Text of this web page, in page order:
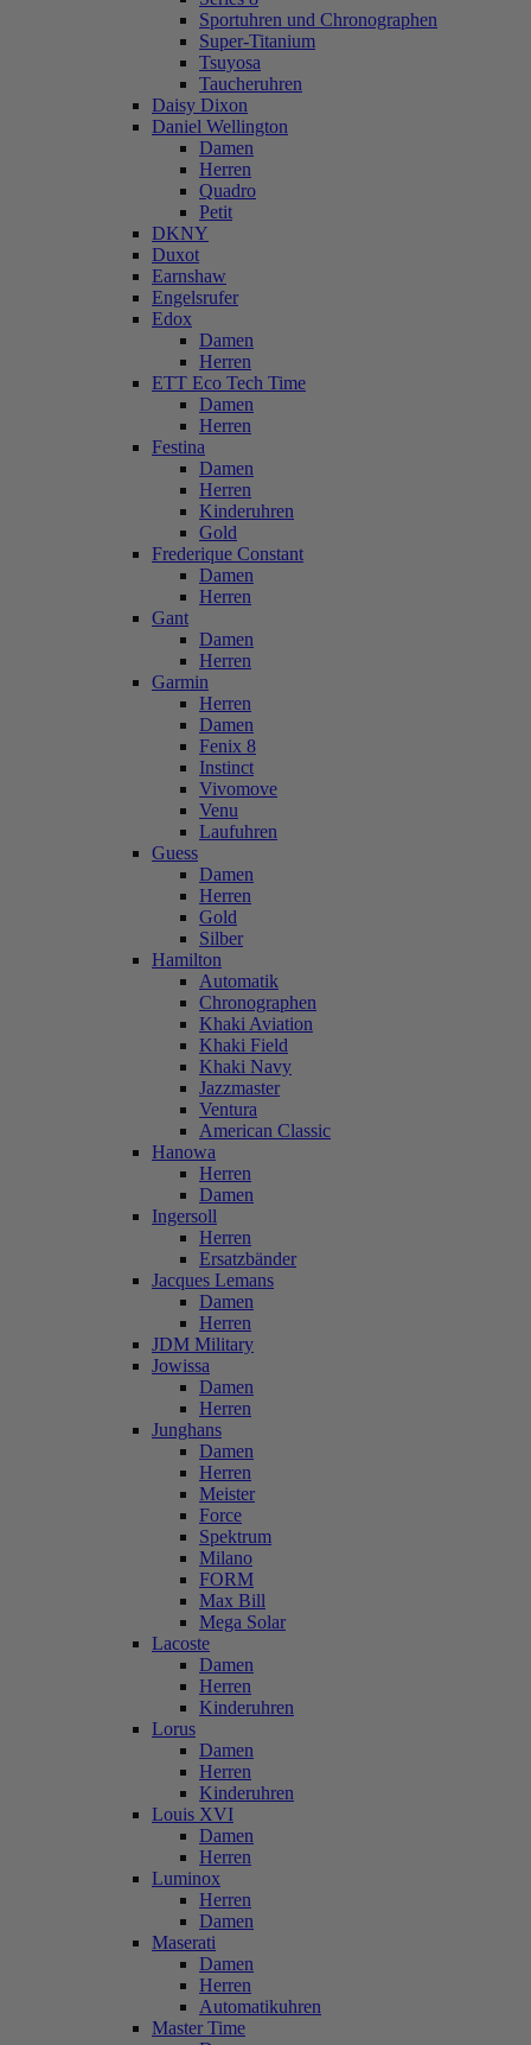
Sportuhren und Chronographen
Super-Titanium
Tsuyosa
Taucheruhren
Daisy Dixon
Daniel Wellington
Damen
Herren
Quadro
Petit
DKNY
Duxot
Earnshaw
Engelsrufer
Edox
Damen
Herren
ETT Eco Tech Time
Damen
Herren
Festina
Damen
Herren
Kinderuhren
Gold
Frederique Constant
Damen
Herren
Gant
Damen
Herren
Garmin
Herren
Damen
Fenix 8
Instinct
Vivomove
Venu
Laufuhren
Guess
Damen
Herren
Gold
Silber
Hamilton
Automatik
Chronographen
Khaki Aviation
Khaki Field
Khaki Navy
Jazzmaster
Ventura
American Classic
Hanowa
Herren
Damen
Ingersoll
Herren
Ersatzbänder
Jacques Lemans
Damen
Herren
JDM Military
Jowissa
Damen
Herren
Junghans
Damen
Herren
Meister
Force
Spektrum
Milano
FORM
Max Bill
Mega Solar
Lacoste
Damen
Herren
Kinderuhren
Lorus
Damen
Herren
Kinderuhren
Louis XVI
Damen
Herren
Luminox
Herren
Damen
Maserati
Damen
Herren
Automatikuhren
Master Time